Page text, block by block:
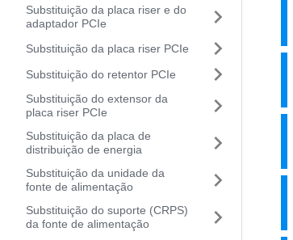
Substituição da placa riser e do
adaptador PCIe
Substituição da placa riser PCIe
Substituição do retentor PCIe
Substituição do extensor da
placa riser PCIe
Substituição da placa de
distribuição de energia
Substituição da unidade da
fonte de alimentação
Substituição do suporte (CRPS)
da fonte de alimentação